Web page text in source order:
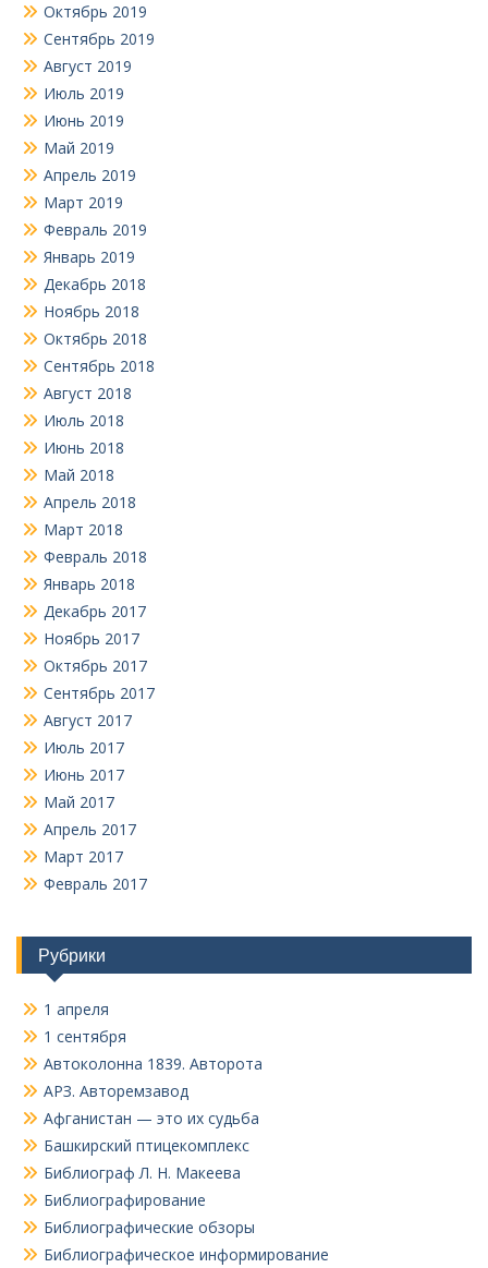
Октябрь 2019
Сентябрь 2019
Август 2019
Июль 2019
Июнь 2019
Май 2019
Апрель 2019
Март 2019
Февраль 2019
Январь 2019
Декабрь 2018
Ноябрь 2018
Октябрь 2018
Сентябрь 2018
Август 2018
Июль 2018
Июнь 2018
Май 2018
Апрель 2018
Март 2018
Февраль 2018
Январь 2018
Декабрь 2017
Ноябрь 2017
Октябрь 2017
Сентябрь 2017
Август 2017
Июль 2017
Июнь 2017
Май 2017
Апрель 2017
Март 2017
Февраль 2017
Рубрики
1 апреля
1 сентября
Автоколонна 1839. Авторота
АРЗ. Авторемзавод
Афганистан — это их судьба
Башкирский птицекомплекс
Библиограф Л. Н. Макеева
Библиографирование
Библиографические обзоры
Библиографическое информирование